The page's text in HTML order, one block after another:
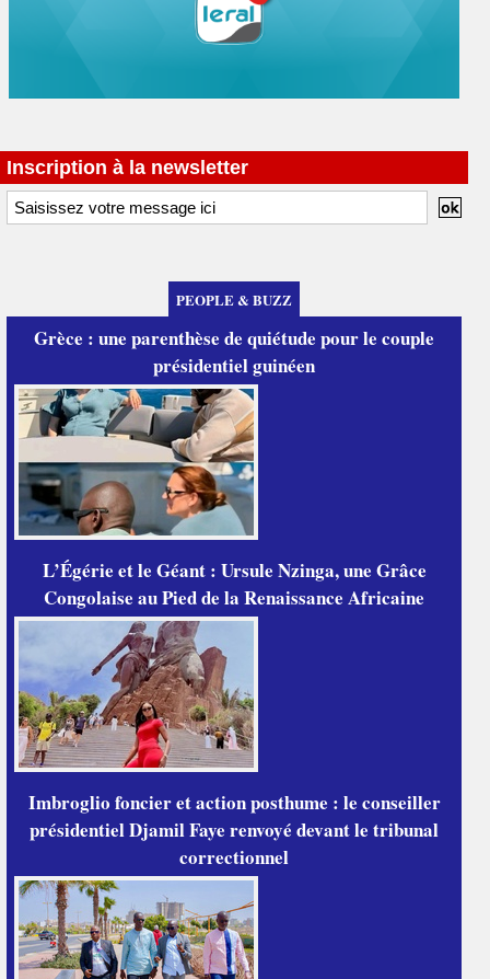
Inscription à la newsletter
PEOPLE & BUZZ
Grèce : une parenthèse de quiétude pour le couple
présidentiel guinéen
L’Égérie et le Géant : Ursule Nzinga, une Grâce
Congolaise au Pied de la Renaissance Africaine
Imbroglio foncier et action posthume : le conseiller
présidentiel Djamil Faye renvoyé devant le tribunal
correctionnel